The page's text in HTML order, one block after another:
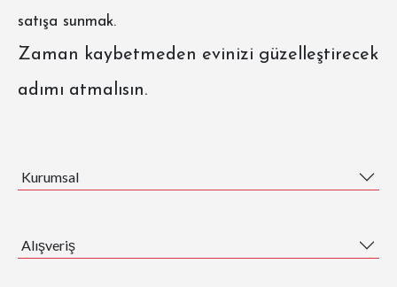
satışa sunmak.
Zaman kaybetmeden evinizi güzelleştirecek
adımı atmalısın.
Kurumsal
Alışveriş